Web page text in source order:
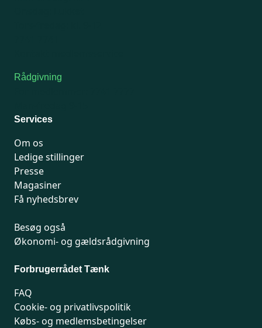
Rådgivning
Services
Om os
Ledige stillinger
Presse
Magasiner
Få nyhedsbrev
Besøg også
Økonomi- og gældsrådgivning
Forbrugerrådet Tænk
FAQ
Cookie- og privatlivspolitik
Købs- og medlemsbetingelser